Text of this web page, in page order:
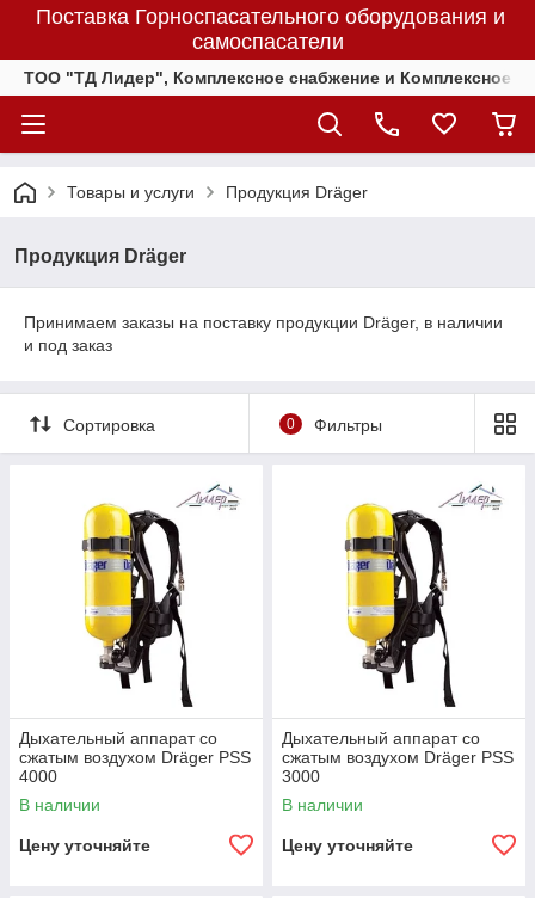
Поставка Горноспасательного оборудования и
самоспасатели
ТОО "ТД Лидер", Комплексное снабжение и Комплексное
Товары и услуги Продукция Dräger
Продукция Dräger
Принимаем заказы на поставку продукции Dräger, в наличии
и под заказ
Сортировка 0 Фильтры
Дыхательный аппарат со
сжатым воздухом Dräger PSS
4000
В наличии
Цену уточняйте
Дыхательный аппарат со
сжатым воздухом Dräger PSS
3000
В наличии
Цену уточняйте